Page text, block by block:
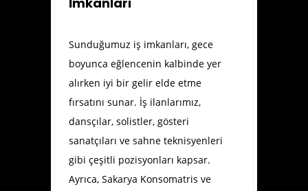
Sunduğumuz iş imkanları, gece
boyunca eğlencenin kalbinde yer
alırken iyi bir gelir elde etme
fırsatını sunar. İş ilanlarımız,
dansçılar, solistler, gösteri
sanatçıları ve sahne teknisyenleri
gibi çeşitli pozisyonları kapsar.
Ayrıca, Sakarya Konsomatris ve